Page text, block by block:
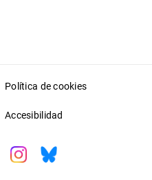
Política de cookies
Accesibilidad
Instagram
Bluesky